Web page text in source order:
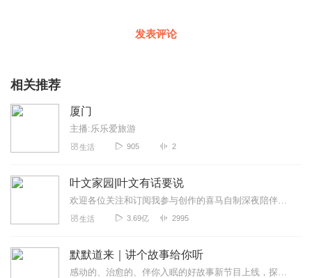
情。 在这儿，您会看到厦门的的平凡生活，您会体验到厦门最多的
音频来源于链景旅行
发表评论
相关推荐
厦门
主播:乐乐爱旅游
生活 905 2
叶文家园|叶文有话要说
欢迎各位关注和订阅我参与创作的喜马自制深夜陪伴谈话栏目《听你说·百态人声》【听你说·百态人声】每晚直播连线真实人间故事|叶文现场互动中|人间冷暖，抱团取暖每周...
生活 3.69亿 2995
默默道来｜讲个故事给你听
感动的、治愈的、伴你入眠的好故事新节目上线，探索现实世界的无尽魅力，追求对生活的真实记录《听见人间真相》（点击名称，直达专辑）网易人间故事集持续更新中，邀您关注...